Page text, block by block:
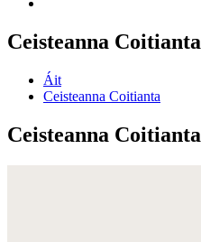
Ceisteanna Coitianta
Áit
Ceisteanna Coitianta
Ceisteanna Coitianta